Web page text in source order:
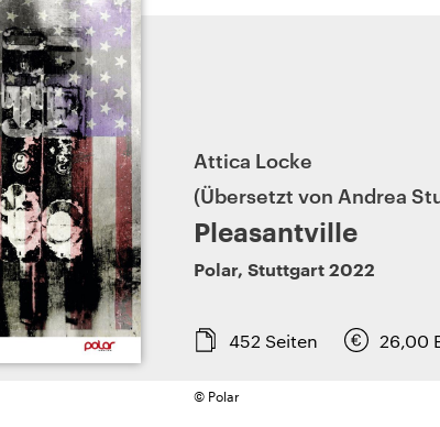
© Polar
Attica Locke
Übersetzt von Andrea
Pleasantville
Polar, Stuttgart 2022
452 Seiten 26,00